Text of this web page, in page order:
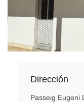
Dirección
Passeig Eugeni